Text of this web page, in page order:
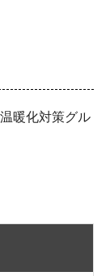
暖化対策グル